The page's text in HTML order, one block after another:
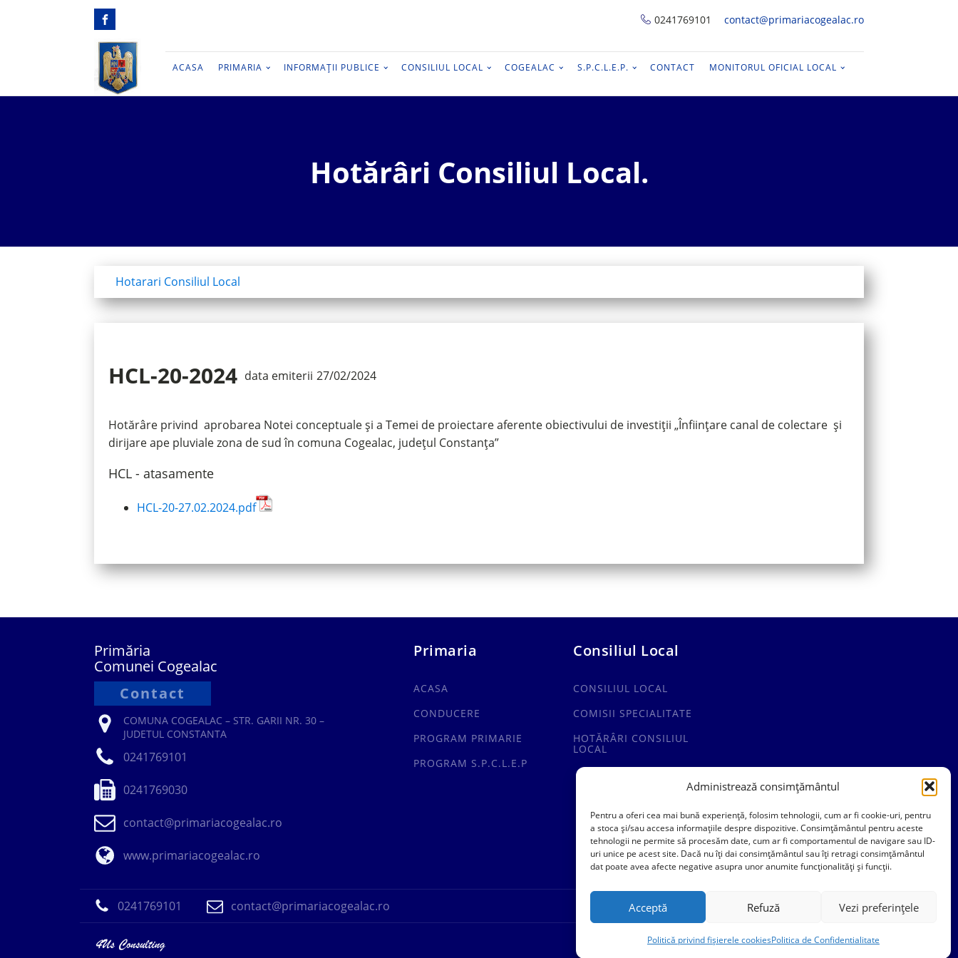
Administrează consimțământul
Pentru a oferi cea mai bună experiență, folosim tehnologii, cum ar fi cookie-uri, pentru
a stoca și/sau accesa informațiile despre dispozitive. Consimțământul pentru aceste
tehnologii ne permite să procesăm date, cum ar fi comportamentul de navigare sau ID-
uri unice pe acest site. Dacă nu îți dai consimțământul sau îți retragi consimțământul
dat poate avea afecte negative asupra unor anumite funcționalități și funcții.
Acceptă Refuză Vezi preferințele
Politică privind fișierele cookiesPolitica de Confidentialitate
0241769101 contact@primariacogealac.ro
ACASA PRIMARIA INFORMAȚII PUBLICE CONSILIUL LOCAL COGEALAC S.P.C.L.E.P. CONTACT MONITORUL OFICIAL LOCAL
Hotărâri Consiliul Local.
Hotarari Consiliul Local
HCL-20-2024 data emiterii 27/02/2024
Hotărâre privind aprobarea Notei conceptuale și a Temei de proiectare aferente obiectivului de investiții „Înființare canal de colectare și
dirijare ape pluviale zona de sud în comuna Cogealac, județul Constanța”
HCL - atasamente
HCL-20-27.02.2024.pdf
Primăria
Comunei Cogealac
Contact
COMUNA COGEALAC – STR. GARII NR. 30 –
JUDETUL CONSTANTA
0241769101
0241769030
contact@primariacogealac.ro
www.primariacogealac.ro
Primaria
ACASA
CONDUCERE
PROGRAM PRIMARIE
PROGRAM S.P.C.L.E.P
Consiliul Local
CONSILIUL LOCAL
COMISII SPECIALITATE
HOTĂRÂRI CONSILIUL
LOCAL
0241769101 contact@primariacogealac.ro
Politica de Confidentialitate Politica Cookies